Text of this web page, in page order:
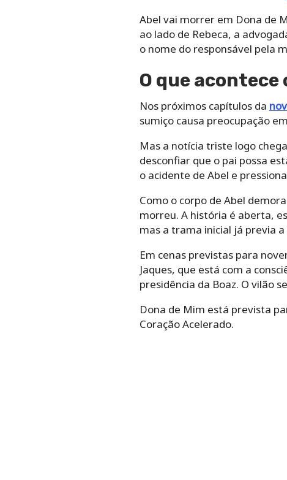
Abel vai morrer em Dona de
ao lado de Rebeca, a
o nome do responsável pela
O que acontece
Nos próximos capítulos da
sumiço causa preocupação
Mas a notícia triste logo
desconfiar que o pai possa
o acidente de Abel e
Como o corpo de Abel
morreu. A história é aberta,
mas a trama inicial já previa
Em cenas previstas para
Jaques, que está com a
presidência da Boaz. O vilão
Dona de Mim está prevista
Coração Acelerado.